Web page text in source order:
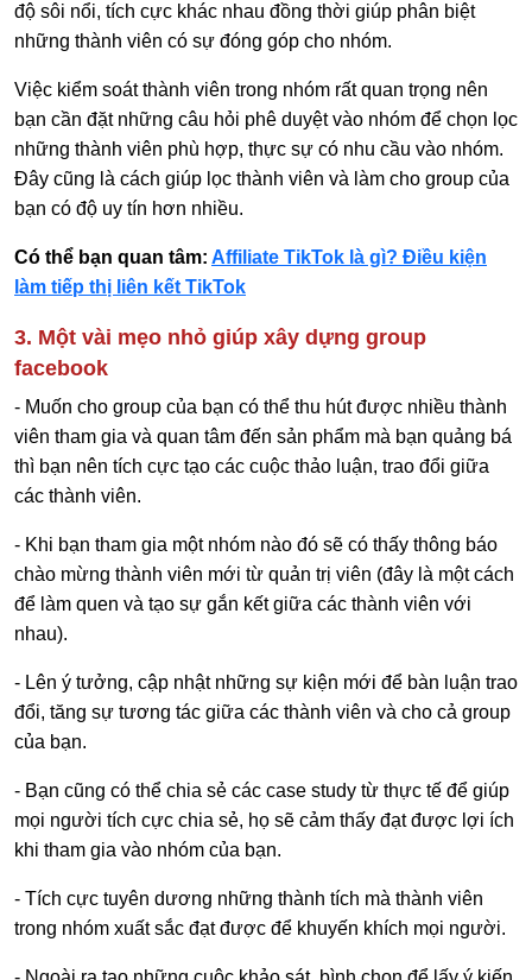
độ sôi nổi, tích cực khác nhau đồng thời giúp phân biệt
những thành viên có sự đóng góp cho nhóm.
Việc kiểm soát thành viên trong nhóm rất quan trọng nên
bạn cần đặt những câu hỏi phê duyệt vào nhóm để chọn lọc
những thành viên phù hợp, thực sự có nhu cầu vào nhóm.
Đây cũng là cách giúp lọc thành viên và làm cho group của
bạn có độ uy tín hơn nhiều.
Có thể bạn quan tâm: Affiliate TikTok là gì? Điều kiện
làm tiếp thị liên kết TikTok
3. Một vài mẹo nhỏ giúp xây dựng group
facebook
- Muốn cho group của bạn có thể thu hút được nhiều thành
viên tham gia và quan tâm đến sản phẩm mà bạn quảng bá
thì bạn nên tích cực tạo các cuộc thảo luận, trao đổi giữa
các thành viên.
- Khi bạn tham gia một nhóm nào đó sẽ có thấy thông báo
chào mừng thành viên mới từ quản trị viên (đây là một cách
để làm quen và tạo sự gắn kết giữa các thành viên với
nhau).
- Lên ý tưởng, cập nhật những sự kiện mới để bàn luận trao
đổi, tăng sự tương tác giữa các thành viên và cho cả group
của bạn.
- Bạn cũng có thể chia sẻ các case study từ thực tế để giúp
mọi người tích cực chia sẻ, họ sẽ cảm thấy đạt được lợi ích
khi tham gia vào nhóm của bạn.
- Tích cực tuyên dương những thành tích mà thành viên
trong nhóm xuất sắc đạt được để khuyến khích mọi người.